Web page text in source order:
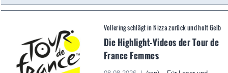
Vollering schlägt in Nizza zurück und holt Gelb
Die Highlight-Videos der Tour de
France Femmes